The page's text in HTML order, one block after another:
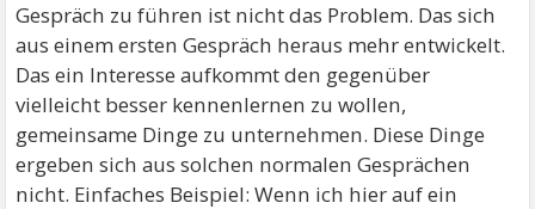
Gespräch zu führen ist nicht das Problem. Das sich
aus einem ersten Gespräch heraus mehr entwickelt.
Das ein Interesse aufkommt den gegenüber
vielleicht besser kennenlernen zu wollen,
gemeinsame Dinge zu unternehmen. Diese Dinge
ergeben sich aus solchen normalen Gesprächen
nicht. Einfaches Beispiel: Wenn ich hier auf ein